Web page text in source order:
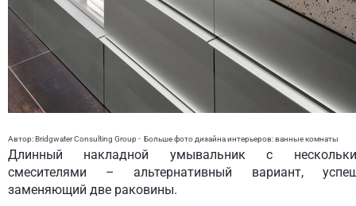
Автор: Bridgwater Consulting Group- Больше фото дизайна интерьеров:ванные комнаты
Длинный накладной умывальник с
смесителями – альтернативный вариант,
заменяющий две раковины.